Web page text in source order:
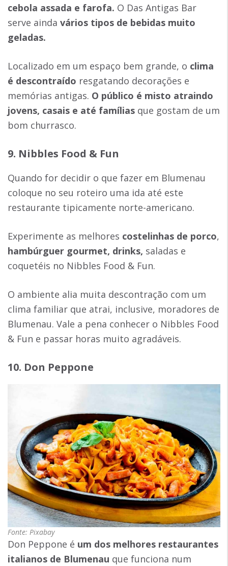
cebola assada e farofa. O Das Antigas Bar
serve ainda vários tipos de bebidas muito
geladas.
Localizado em um espaço bem grande, o clima
é descontraído resgatando decorações e
memórias antigas. O público é misto atraindo
jovens, casais e até famílias que gostam de um
bom churrasco.
9. Nibbles Food & Fun
Quando for decidir o que fazer em Blumenau
coloque no seu roteiro uma ida até este
restaurante tipicamente norte-americano.
Experimente as melhores costelinhas de porco,
hambúrguer gourmet, drinks, saladas e
coquetéis no Nibbles Food & Fun.
O ambiente alia muita descontração com um
clima familiar que atrai, inclusive, moradores de
Blumenau. Vale a pena conhecer o Nibbles Food
& Fun e passar horas muito agradáveis.
10. Don Peppone
Fonte: Pixabay
Don Peppone é um dos melhores restaurantes
italianos de Blumenau que funciona num